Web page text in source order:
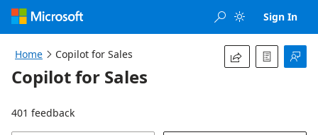
Loading...
  Sign In
Home  Copilot for Sales   
Copilot for Sales
401 feedback